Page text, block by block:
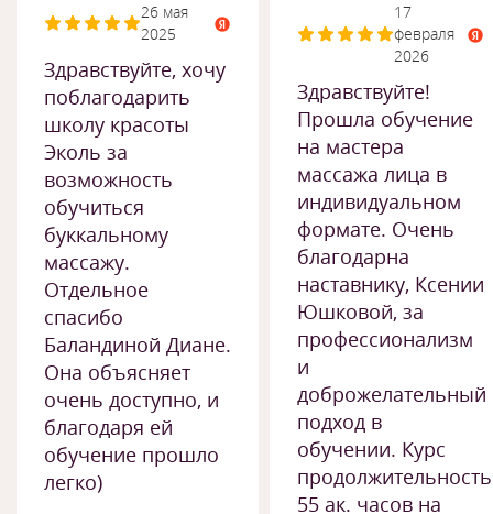
26 мая
2025
Здравствуйте, хочу
поблагодарить
школу красоты
Эколь за
возможность
обучиться
буккальному
массажу.
Отдельное
спасибо
Баландиной Диане.
Она объясняет
очень доступно, и
благодаря ей
обучение прошло
легко)
17
февраля
2026
Здравствуйте!
Прошла обучение
на мастера
массажа лица в
индивидуальном
формате. Очень
благодарна
наставнику, Ксении
Юшковой, за
профессионализм
и
доброжелательный
подход в
обучении. Курс
55 ак. часов на